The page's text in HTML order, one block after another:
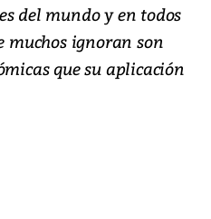
del mundo y en todos
muchos ignoran son
que su aplicación